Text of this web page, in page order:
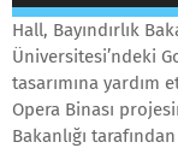
Hall, Bayındırlık
Üniversitesi’ndeki
tasarımına yardım
Opera Binası
Bakanlığı